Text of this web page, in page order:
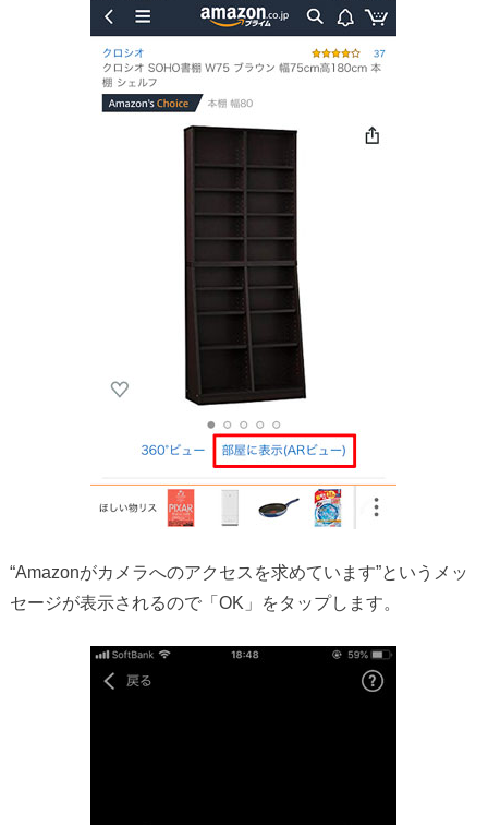
“Amazonがカメラへのアクセスを求めています”というメッ
セージが表示されるので「OK」をタップします。